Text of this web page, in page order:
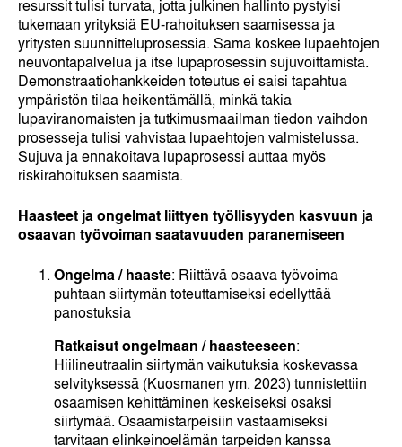
resurssit tulisi turvata, jotta julkinen hallinto pystyisi
tukemaan yrityksiä EU-rahoituksen saamisessa ja
yritysten suunnitteluprosessia. Sama koskee lupaehtojen
neuvontapalvelua ja itse lupaprosessin sujuvoittamista.
Demonstraatiohankkeiden toteutus ei saisi tapahtua
ympäristön tilaa heikentämällä, minkä takia
lupaviranomaisten ja tutkimusmaailman tiedon vaihdon
prosesseja tulisi vahvistaa lupaehtojen valmistelussa.
Sujuva ja ennakoitava lupaprosessi auttaa myös
riskirahoituksen saamista.
Haasteet ja ongelmat liittyen työllisyyden kasvuun ja
osaavan työvoiman saatavuuden paranemiseen
Ongelma / haaste: Riittävä osaava työvoima
puhtaan siirtymän toteuttamiseksi edellyttää
panostuksia
Ratkaisut ongelmaan / haasteeseen:
Hiilineutraalin siirtymän vaikutuksia koskevassa
selvityksessä (Kuosmanen ym. 2023) tunnistettiin
osaamisen kehittäminen keskeiseksi osaksi
siirtymää. Osaamistarpeisiin vastaamiseksi
tarvitaan elinkeinoelämän tarpeiden kanssa